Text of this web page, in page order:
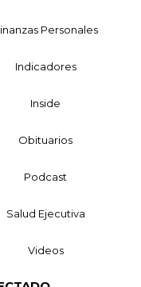
Personales
Indicadores
Inside
Obituarios
Podcast
Salud Ejecutiva
Videos